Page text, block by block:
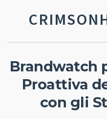
Brandwatch
Proattiva
con gli